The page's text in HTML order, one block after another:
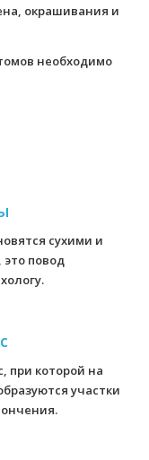
окрашивания и
необходимо
сухими и
повод
при которой на
участки